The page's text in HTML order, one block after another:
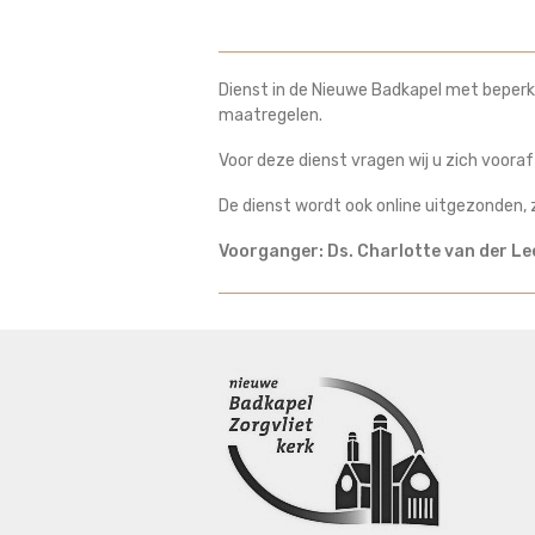
Dienst in de Nieuwe Badkapel met
maatregelen.
Voor deze dienst vragen wij u zich
De dienst wordt ook online uitgezonden,
Voorganger: Ds. Charlotte van der